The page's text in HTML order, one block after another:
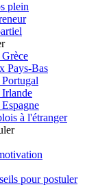
plein
Pays-Bas
à l'étranger
pour postuler